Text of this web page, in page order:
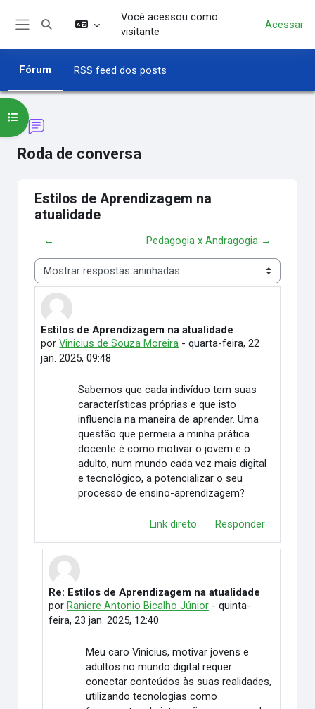
Ir para o conteúdo principal
Alternar entrada de pesquisa
Você acessou como
visitante
Acessar
Fórum RSS feed dos posts
Roda de conversa
Abrir índice do curso
Estilos de Aprendizagem na
atualidade
← . Pedagogia x Andragogia →
Modo de visualização
Estilos de Aprendizagem na atualidade
porVinicius de Souza Moreira -quarta-feira, 22
jan. 2025, 09:48
Número de respostas: 2
Sabemos que cada indivíduo tem suas
características próprias e que isto
influencia na maneira de aprender. Uma
questão que permeia a minha prática
docente é como motivar o jovem e o
adulto, num mundo cada vez mais digital
e tecnológico, a potencializar o seu
processo de ensino-aprendizagem?
Link direto Responder
Em resposta à Vinicius de Souza Moreira
Re: Estilos de Aprendizagem na atualidade
por Raniere Antonio Bicalho Júnior- quinta-
feira, 23 jan. 2025, 12:40
Meu caro Vinicius, motivar jovens e
adultos no mundo digital requer
conectar conteúdos às suas realidades,
utilizando tecnologias como